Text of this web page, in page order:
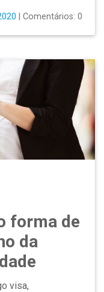
| Comentários: 0
forma de
da
visa,